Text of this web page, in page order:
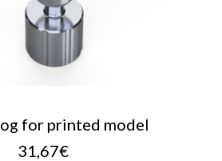
AU PANIER
for printed model
31,67€